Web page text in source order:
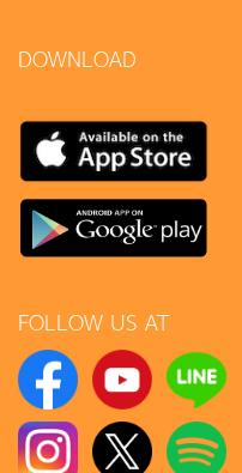
DOWNLOAD
FOLLOW US AT